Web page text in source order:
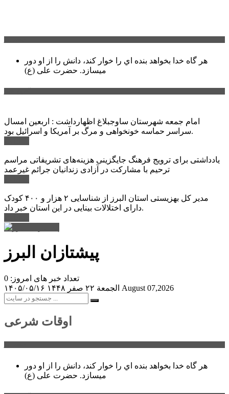
هر گاه خدا بخواهد بنده اي را خوار كند، دانش را از او دور
میسازد. حضرت علی (ع)
امام جمعه شهرستان ساوجبلاغ اظهارداشت : اربعین امسال
سراسر حماسه خونخواهی و مرگ بر آمریکا و اسرائیل بود.
یادداشتی برای ترویج فرهنگ جایگزینی هزینه‌های تشریفاتی مراسم
ترحیم با مشارکت در آزادی زندانیان جرائم غیرعمد
مدیر کل بهزیستی استان البرز از شناسایی ۲ هزار و ۴۰۰ کودک
دارای اختلالات بینایی در این استان خبر داد.
پیشتازان البرز
تعداد خبر های امروز: 0
۱۴۰۵/۰۵/۱۶
الجمعة ۲۲ صفر ۱۴۴۸ August 07,2026
اوقات شرعی
هر گاه خدا بخواهد بنده اي را خوار كند، دانش را از او دور
میسازد. حضرت علی (ع)